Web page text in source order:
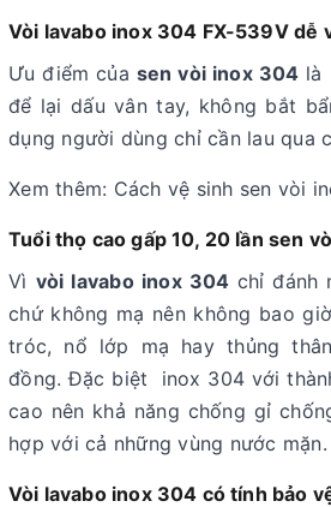
Vòi lavabo inox 304 FX-539V dễ
Ưu điểm của sen vòi inox 304 là
để lại dấu vân tay, không bắt
dụng người dùng chỉ cần lau qua
Xem thêm: Cách vệ sinh sen vòi
Tuổi thọ cao gấp 10, 20 lần sen
Vì vòi lavabo inox 304 chỉ đánh
chứ không mạ nên không bao
tróc, nổ lớp mạ hay thủng
đồng. Đặc biệt inox 304 với
cao nên khả năng chống gỉ
hợp với cả những vùng nước mặn.
Vòi lavabo inox 304 có tính bảo